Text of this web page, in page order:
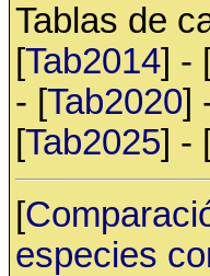
Tablas de
[Tab2014] -
- [Tab2020]
[Tab2025] -
[
especies